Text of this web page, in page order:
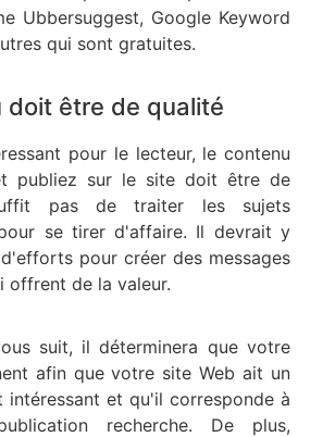
Ubbersuggest, Google Keyword
qui sont gratuites.
doit être de qualité
pour le lecteur, le contenu
publiez sur le site doit être de
pas de traiter les sujets
se tirer d'affaire. Il devrait y
pour créer des messages
offrent de la valeur.
suit, il déterminera que votre
afin que votre site Web ait un
intéressant et qu'il corresponde à
recherche. De plus,